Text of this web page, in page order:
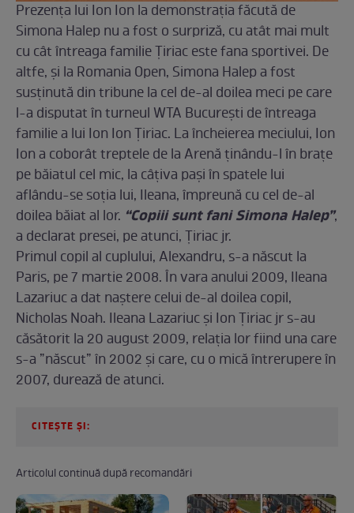
Prezența lui Ion Ion la demonstrația făcută de
Simona Halep nu a fost o surpriză, cu atât mai mult
cu cât întreaga familie Țiriac este fana sportivei. De
altfe, și la Romania Open, Simona Halep a fost
susținută din tribune la cel de-al doilea meci pe care
l-a disputat în turneul WTA București de întreaga
familie a lui Ion Ion Țiriac. La încheierea meciului, Ion
Ion a coborât treptele de la Arenă ținându-l în brațe
pe băiatul cel mic, la câțiva pași în spatele lui
aflându-se soția lui, Ileana, împreună cu cel de-al
doilea băiat al lor. “Copiii sunt fani Simona Halep”,
a declarat presei, pe atunci, Țiriac jr.
Primul copil al cuplului, Alexandru, s-a născut la
Paris, pe 7 martie 2008. În vara anului 2009, Ileana
Lazariuc a dat naştere celui de-al doilea copil,
Nicholas Noah. Ileana Lazariuc şi Ion Ţiriac jr s-au
căsătorit la 20 august 2009, relația lor fiind una care
s-a ”născut” în 2002 și care, cu o mică întrerupere în
2007, durează de atunci.
CITEȘTE ȘI:
Articolul continuă după recomandări